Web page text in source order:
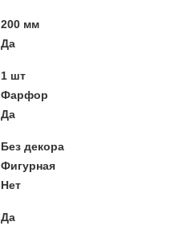
200 мм
Да
1 шт
Фарфор
Да
Без декора
Фигурная
Нет
Да